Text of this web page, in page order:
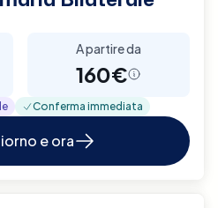
A partire da
160€
Conferma immediata
e ora